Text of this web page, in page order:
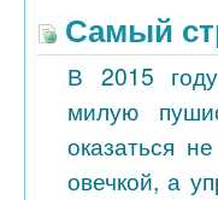
Самый
В 2015
милую
оказаться
овечкой, а